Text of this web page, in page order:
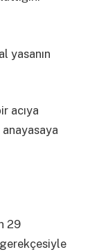
yasanın
acıya
anayasaya
29